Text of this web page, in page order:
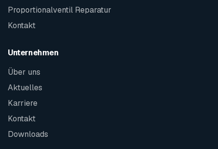
Proportionalventil Reparatur
Kontakt
Unternehmen
Über uns
Aktuelles
Karriere
Kontakt
Downloads